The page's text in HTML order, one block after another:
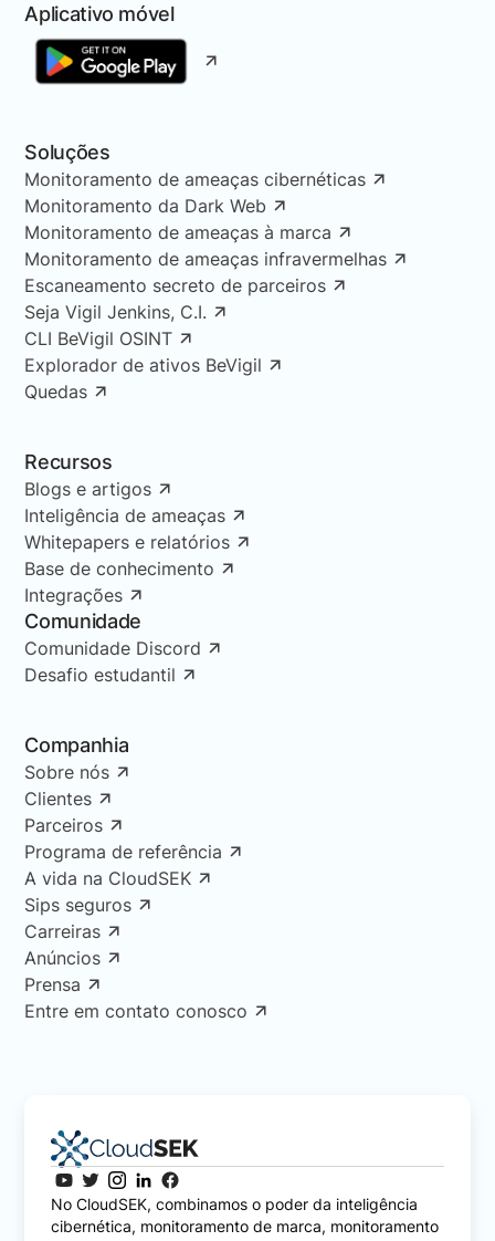
Aplicativo móvel
Soluções
Monitoramento de ameaças cibernéticas
Monitoramento da Dark Web
Monitoramento de ameaças à marca
Monitoramento de ameaças infravermelhas
Escaneamento secreto de parceiros
Seja Vigil Jenkins, C.I.
CLI BeVigil OSINT
Explorador de ativos BeVigil
Quedas
Recursos
Blogs e artigos
Inteligência de ameaças
Whitepapers e relatórios
Base de conhecimento
Integrações
Comunidade
Comunidade Discord
Desafio estudantil
Companhia
Sobre nós
Clientes
Parceiros
Programa de referência
A vida na CloudSEK
Sips seguros
Carreiras
Anúncios
Prensa
Entre em contato conosco
No CloudSEK, combinamos o poder da inteligência
cibernética, monitoramento de marca, monitoramento